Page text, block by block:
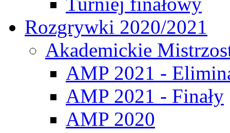
Rozgrywki 2020/2021
Akademickie
AMP 2021 -
AMP 2021 - Finały
AMP 2020